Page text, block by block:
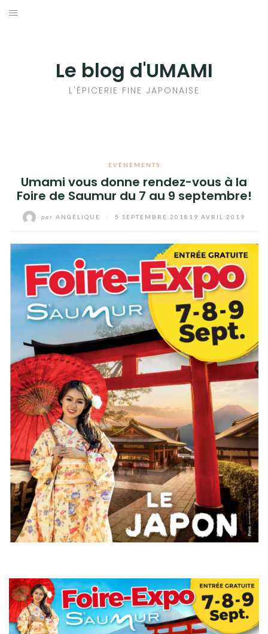
Aller
Le blog d'UMAMI
L'ÉPICERIE FINE JAPONAISE
EVÈNEMENTS
Umami vous donne rendez-vous à la
Foire de Saumur du 7 au 9 septembre!
par ANGÉLIQUE 5 SEPTEMBRE 2018 19 AVRIL 2019